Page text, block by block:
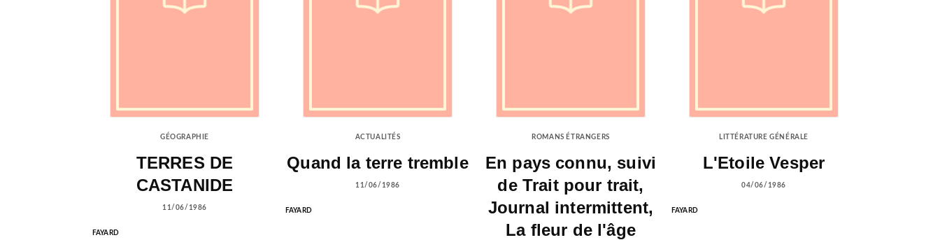
GÉOGRAPHIE
TERRES DE
CASTANIDE
11/06/1986
FAYARD
ACTUALITÉS
Quand la terre tremble
11/06/1986
FAYARD
ROMANS ÉTRANGERS
En pays connu, suivi
de Trait pour trait,
Journal intermittent,
La fleur de l'âge
LITTÉRATURE GÉNÉRALE
L'Etoile Vesper
04/06/1986
FAYARD